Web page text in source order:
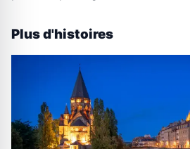
Plus d'histoires